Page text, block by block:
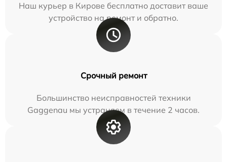
Наш курьер в Кирове бесплатно доставит ваше
устройство на ремонт и обратно.
Срочный ремонт
Большинство неисправностей техники
Gaggenau мы устраняем в течение 2 часов.